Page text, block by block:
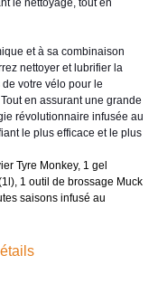
le nettoyage, tout en
et à sa combinaison
nettoyer et lubrifier la
votre vélo pour le
en assurant une grande
révolutionnaire infusée au
le plus efficace et le plus
Tyre Monkey, 1 gel
1 outil de brossage Muck
saisons infusé au